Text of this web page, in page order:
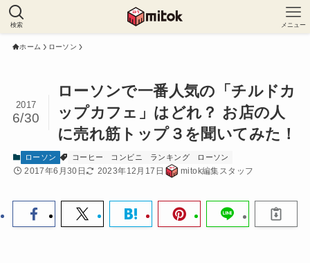
検索 メニュー
ホーム ローソン
ローソンで一番人気の「チルドカ
ップカフェ」はどれ？ お店の人
に売れ筋トップ３を聞いてみた！
2017
6/30
ローソン コーヒー コンビニ ランキング ローソン
2017年6月30日 2023年12月17日 mitok編集スタッフ